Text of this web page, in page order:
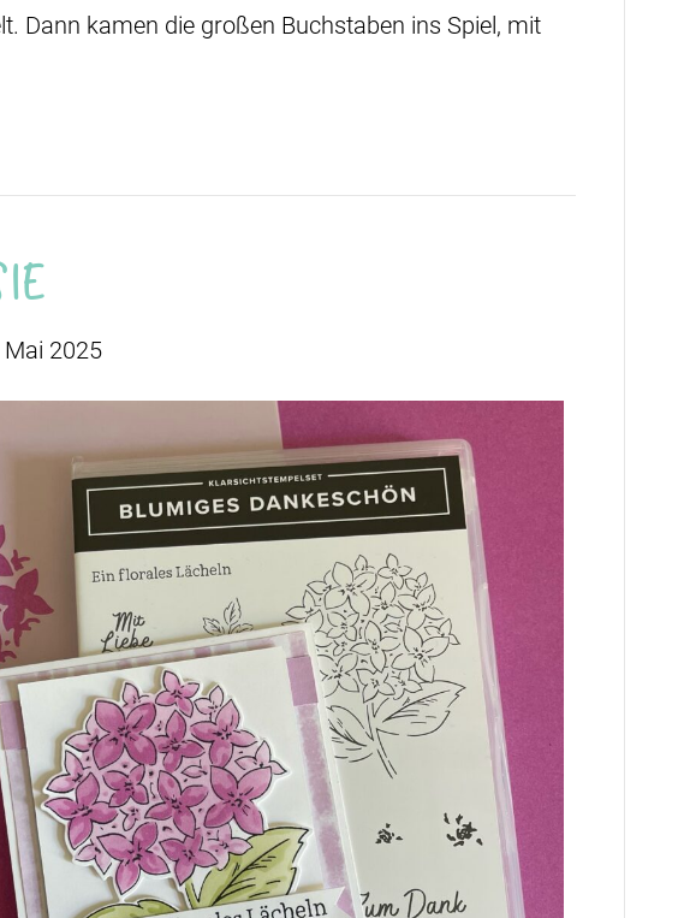
Dann kamen die großen Buchstaben ins Spiel, mit
Mai 2025